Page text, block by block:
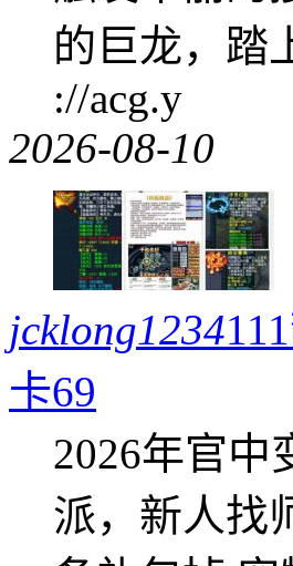
的巨龙，踏
://acg.y
2026-08-10
jcklong1234
卡69
2026年官中
派，新人找